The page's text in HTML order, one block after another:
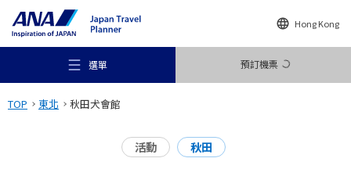
Hong Kong
選單 預訂機票
TOP 東北 秋田犬會館
活動 秋田